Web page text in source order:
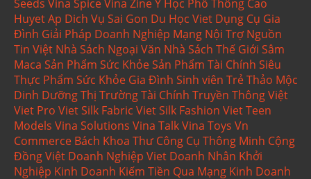
Seeds Vina SpiceVina ZineY Học Phổ Thông Cao
Huyet Ap Dich Vụ Sai Gon Du Học Viet Dụng Cụ Gia
Đình Giải Pháp Doanh Nghiệp Mạng Nội Trợ Nguồn
Tin Việt Nhà Sách Ngoại Văn Nhà Sách Thế Giới Sâm
Maca Sản Phẩm Sức KhỏeSản Phẩm Tài Chính Siêu
Thực Phẩm Sức Khỏe Gia Đình Sinh viên TrẻThảo Mộc
Dinh DưỡngThị Trường Tài Chính Truyền Thông Việt
Viet Pro Viet Silk Fabric Viet Silk Fashion Viet Teen
Models Vina Solutions Vina TalkVina Toys Vn
Commerce Bách Khoa Thư Công Cụ Thông Minh Cộng
Đồng Việt Doanh Nghiệp Viet Doanh Nhân Khởi
Nghiệp Kinh Doanh Kiếm Tiền Qua Mạng Kinh Doanh